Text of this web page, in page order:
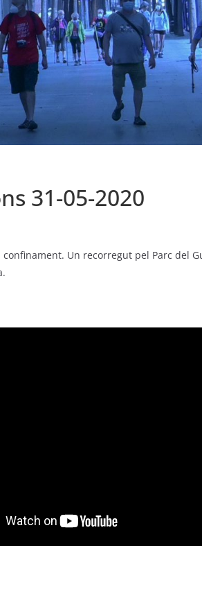
31-05-2020
Un recorregut pel Parc del